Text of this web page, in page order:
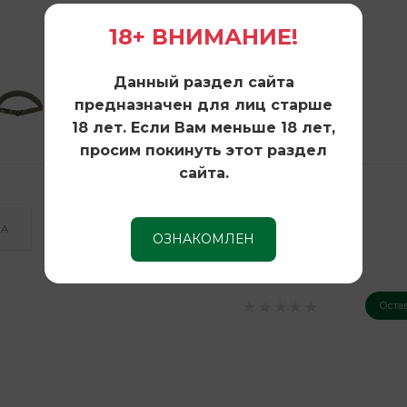
18+ ВНИМАНИЕ!
Данный раздел сайта
предназначен для лиц старше
18 лет. Если Вам меньше 18 лет,
просим покинуть этот раздел
сайта.
ОЗНАКОМЛЕН